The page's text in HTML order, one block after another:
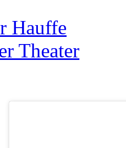
Hauffe
Theater